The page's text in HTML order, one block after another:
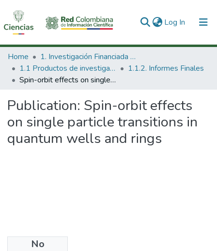
Log In (current)
Communities & Collections
All of DSpace
Home
1. Investigación Financiada con Recursos Públicos
1.1 Productos de investigación
1.1.2. Informes Finales
Spin-orbit effects on single particle transitions in quantum wells and rings
Publication: Spin-orbit effects
on single particle transitions in
quantum wells and rings
No